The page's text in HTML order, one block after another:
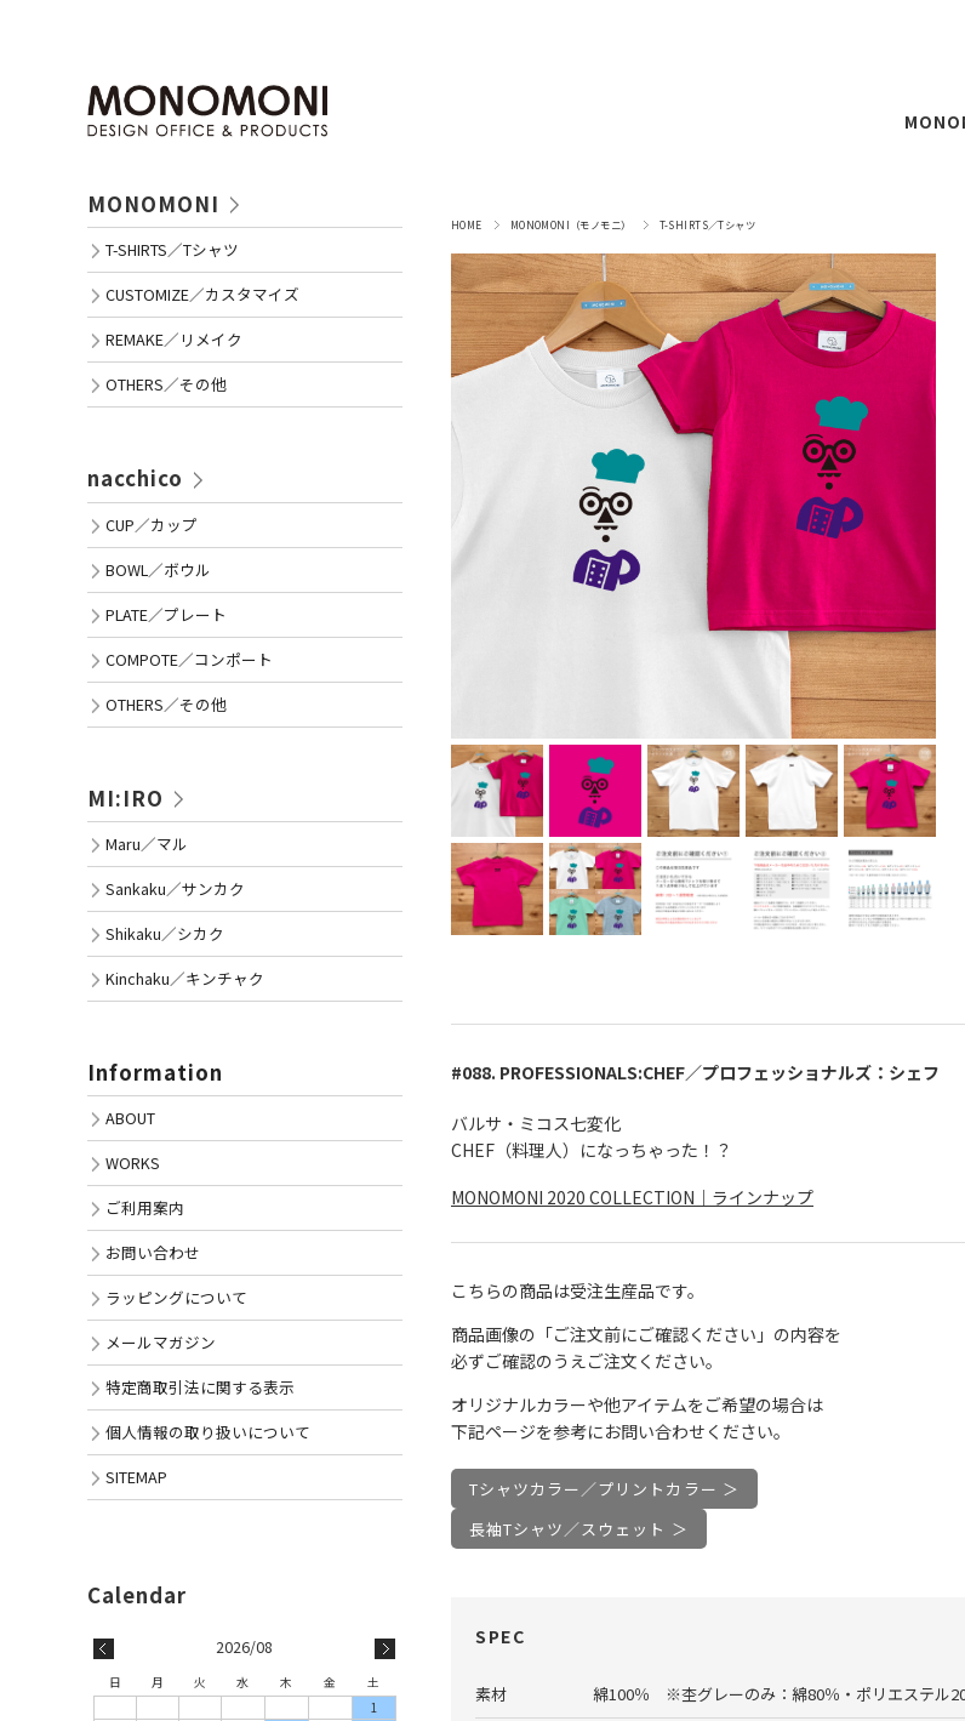
HOME MONOMONI（モノモニ） T-SHIRTS／Tシャツ
#088. PROFESSIONALS:CHEF／プロフェッショナルズ：シェフ
バルサ・ミコス七変化
CHEF（料理人）になっちゃった！？
MONOMONI 2020 COLLECTION｜ラインナップ
こちらの商品は受注生産品です。
商品画像の「ご注文前にご確認ください」の内容を
必ずご確認のうえご注文ください。
オリジナルカラーや他アイテムをご希望の場合は
下記ページを参考にお問い合わせください。
Tシャツカラー／プリントカラー ＞
長袖Tシャツ／スウェット ＞
SPEC
素材 綿100％ ※杢グレーのみ：綿80％・ポリエステル
MONOMONI
T-SHIRTS／Tシャツ
CUSTOMIZE／カスタマイズ
REMAKE／リメイク
OTHERS／その他
nacchico
CUP／カップ
BOWL／ボウル
PLATE／プレート
COMPOTE／コンポート
OTHERS／その他
MI:IRO
Maru／マル
Sankaku／サンカク
Shikaku／シカク
Kinchaku／キンチャク
Information
ABOUT
WORKS
ご利用案内
お問い合わせ
ラッピングについて
メールマガジン
特定商取引法に関する表示
個人情報の取り扱いについて
SITEMAP
2026/08
日 月 火 水 木 金
土
1